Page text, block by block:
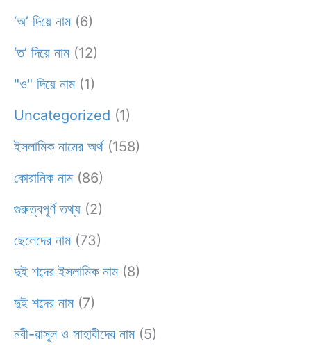
‘অ’ দিয়ে নাম(6)
‘ত’ দিয়ে নাম(12)
"ও" দিয়ে নাম(1)
Uncategorized (1)
ইসলামিক নামের অর্থ(158)
কোরানিক নাম(86)
গুরুত্বপূর্ণ তথ্য (2)
ছেলেদের নাম(73)
দুই শব্দের ইসলামিক নাম(8)
দুই শব্দের নাম(7)
নবী-রাসূল ও সাহাবীদের নাম(5)